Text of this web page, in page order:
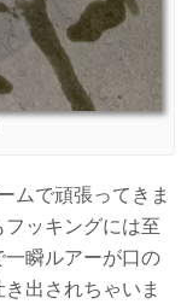
ムで頑張ってきま
フッキングには至
一瞬ルアーが口の
出されちゃいま